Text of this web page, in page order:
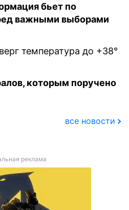
бьет по
важными выборами
температура до +38°
которым поручено
все новости
реклама